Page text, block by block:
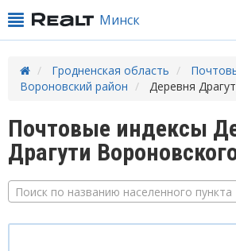
Минск
Гродненская область
Вороновский район
Деревня
Почтовые индексы
Драгути
Поиск по названию населенного пункта